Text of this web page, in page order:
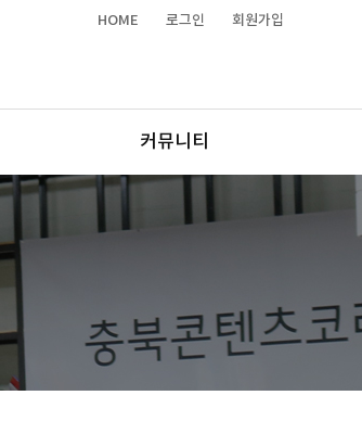
HOME 로그인 회원가입
커뮤니티